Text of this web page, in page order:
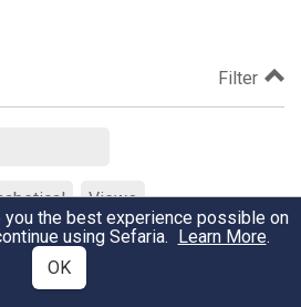
Filter
Views
אורייתא אורייתא - על השגת
the best experience possible on
using Sefaria. Learn More.
OK